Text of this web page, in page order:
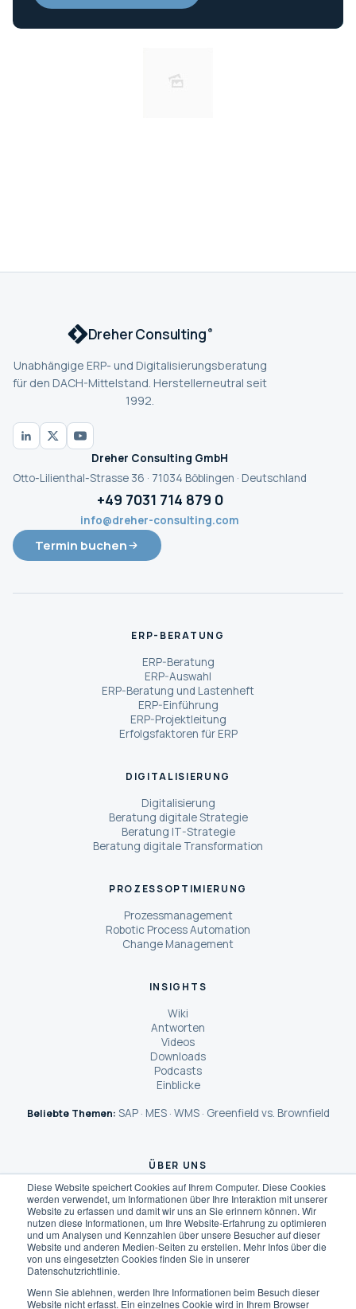
Diese Website speichert Cookies auf Ihrem Computer. Diese Cookies
werden verwendet, um Informationen über Ihre Interaktion mit unserer
Website zu erfassen und damit wir uns an Sie erinnern können. Wir
nutzen diese Informationen, um Ihre Website-Erfahrung zu optimieren
und um Analysen und Kennzahlen über unsere Besucher auf dieser
Website und anderen Medien-Seiten zu erstellen. Mehr Infos über die
von uns eingesetzten Cookies finden Sie in unserer
Datenschutzrichtlinie.
Wenn Sie ablehnen, werden Ihre Informationen beim Besuch dieser
Website nicht erfasst. Ein einzelnes Cookie wird in Ihrem Browser
Dreher Consulting ®
Unabhängige ERP- und Digitalisierungsberatung
für den DACH-Mittelstand. Herstellerneutral seit
1992.
Dreher Consulting GmbH
Otto-Lilienthal-Strasse 36 · 71034 Böblingen · Deutschland
+49 7031 714 879 0
info@dreher-consulting.com
Termin buchen
ERP-BERATUNG
ERP-Beratung
ERP-Auswahl
ERP-Beratung und Lastenheft
ERP-Einführung
ERP-Projektleitung
Erfolgsfaktoren für ERP
DIGITALISIERUNG
Digitalisierung
Beratung digitale Strategie
Beratung IT-Strategie
Beratung digitale Transformation
PROZESSOPTIMIERUNG
Prozessmanagement
Robotic Process Automation
Change Management
INSIGHTS
Wiki
Antworten
Videos
Downloads
Podcasts
Einblicke
Beliebte Themen: SAP· MES· WMS· Greenfield vs. Brownfield
ÜBER UNS
Über Dreher Consulting
Wie wir arbeiten
Unsere Kunden
Das sagen unsere Kunden
SCOReX® AI
KI-Berater